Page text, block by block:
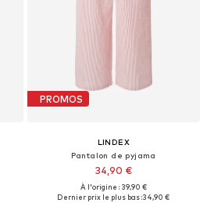
PROMOS
LINDEX
Pantalon de pyjama
34,90 €
À l'origine : 39,90 €
Dernier prix le plus bas :34,90 €